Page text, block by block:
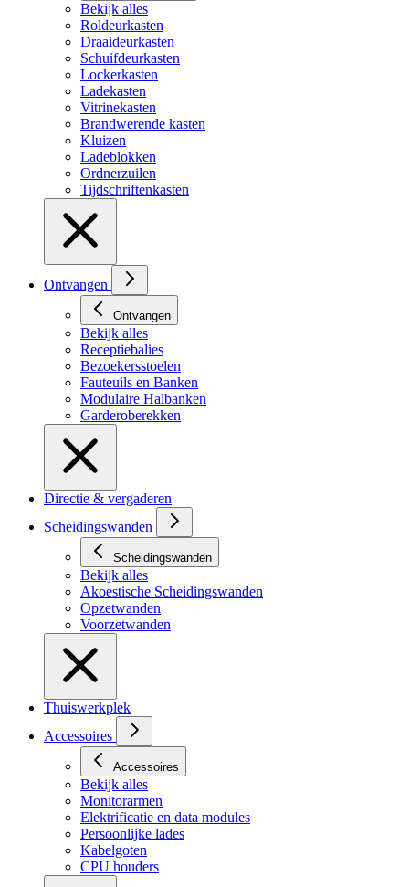
Bekijk alles
Roldeurkasten
Draaideurkasten
Schuifdeurkasten
Lockerkasten
Ladekasten
Vitrinekasten
Brandwerende kasten
Kluizen
Ladeblokken
Ordnerzuilen
Tijdschriftenkasten
Ontvangen
Ontvangen
Bekijk alles
Receptiebalies
Bezoekersstoelen
Fauteuils en Banken
Modulaire Halbanken
Garderoberekken
Directie & vergaderen
Scheidingswanden
Scheidingswanden
Bekijk alles
Akoestische Scheidingswanden
Opzetwanden
Voorzetwanden
Thuiswerkplek
Accessoires
Accessoires
Bekijk alles
Monitorarmen
Elektrificatie en data modules
Persoonlijke lades
Kabelgoten
CPU houders